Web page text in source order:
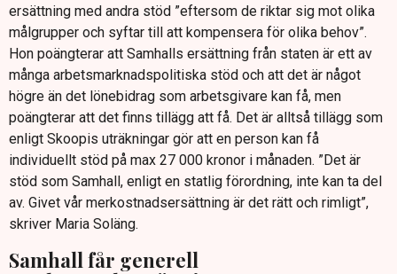
ersättning med andra stöd ”eftersom de riktar sig mot olika
målgrupper och syftar till att kompensera för olika behov”.
Hon poängterar att Samhalls ersättning från staten är ett av
många arbetsmarknadspolitiska stöd och att det är något
högre än det lönebidrag som arbetsgivare kan få, men
poängterar att det finns tillägg att få. Det är alltså tillägg som
enligt Skoopis uträkningar gör att en person kan få
individuellt stöd på max 27 000 kronor i månaden. ”Det är
stöd som Samhall, enligt en statlig förordning, inte kan ta del
av. Givet vår merkostnadsersättning är det rätt och rimligt”,
skriver Maria Soläng.
Samhall får generell